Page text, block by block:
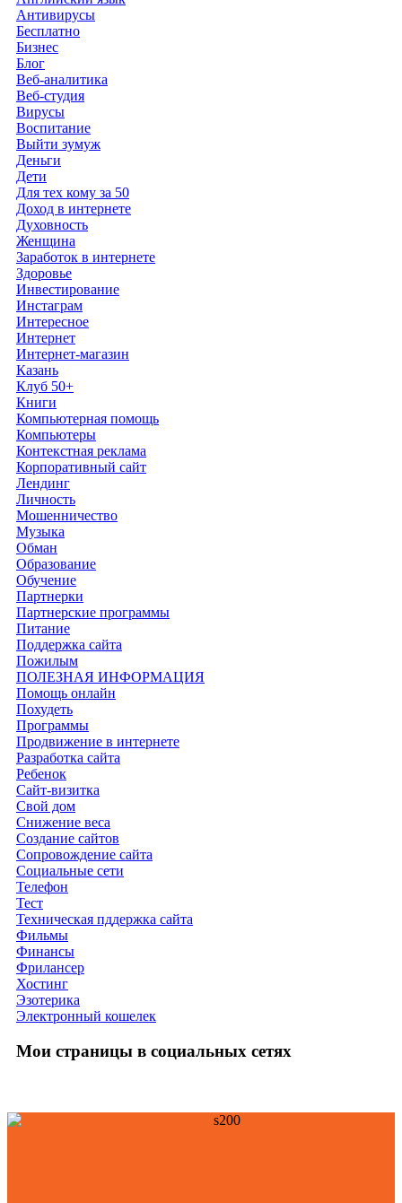
Антивирусы
Бесплатно
Бизнес
Блог
Веб-аналитика
Веб-студия
Вирусы
Воспитание
Выйти зумуж
Деньги
Дети
Для тех кому за 50
Доход в интернете
Духовность
Женщина
Заработок в интернете
Здоровье
Инвестирование
Инстаграм
Интересное
Интернет
Интернет-магазин
Казань
Клуб 50+
Книги
Компьютерная помощь
Компьютеры
Контекстная реклама
Корпоративный сайт
Лендинг
Личность
Мошенничество
Музыка
Обман
Образование
Обучение
Партнерки
Партнерские программы
Питание
Поддержка сайта
Пожилым
ПОЛЕЗНАЯ ИНФОРМАЦИЯ
Помощь онлайн
Похудеть
Программы
Продвижение в интернете
Разработка сайта
Ребенок
Сайт-визитка
Свой дом
Снижение веса
Создание сайтов
Сопровождение сайта
Социальные сети
Телефон
Тест
Техническая пддержка сайта
Фильмы
Финансы
Фрилансер
Хостинг
Эзотерика
Электронный кошелек
Мои страницы в социальных сетях